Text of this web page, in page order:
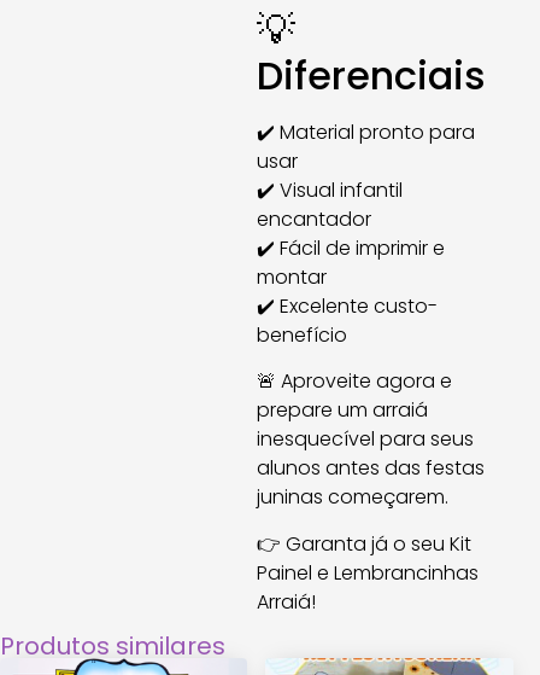
💡
Diferenciais
✔️ Material pronto para
usar
✔️ Visual infantil
encantador
✔️ Fácil de imprimir e
montar
✔️ Excelente custo-
benefício
🚨 Aproveite agora e
prepare um arraiá
inesquecível para seus
alunos antes das festas
juninas começarem.
👉 Garanta já o seu Kit
Painel e Lembrancinhas
Arraiá!
Produtos similares